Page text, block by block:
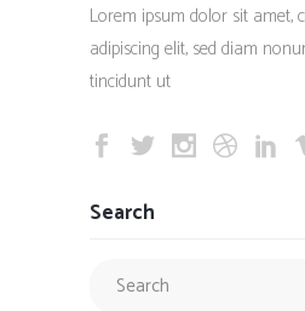
Lorem ipsum dolor sit amet,
adipiscing elit, sed diam
tincidunt ut
Search